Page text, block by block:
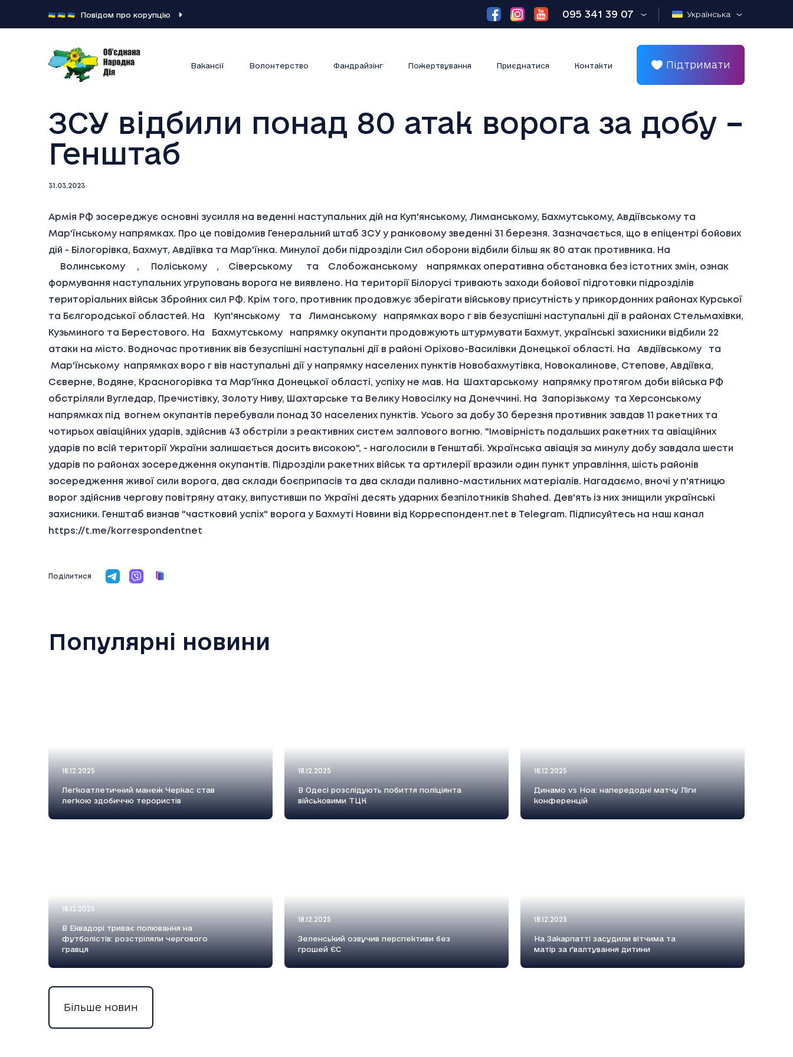
Повідом про корупцію 095 341 39 07 Українська
Вакансії Волонтерство Фандрайзінг Пожертвування Приєднатися Контакти Підтримати
ЗСУ відбили понад 80 атак ворога за добу –
Генштаб
31.03.2023
Армія РФ зосереджує основні зусилля на веденні наступальних дій на Куп'янському, Лиманському, Бахмутському, Авдіївському та
Мар'їнському напрямках. Про це повідомив Генеральний штаб ЗСУ у ранковому зведенні 31 березня. Зазначається, що в епіцентрі бойових
дій - Білогорівка, Бахмут, Авдіївка та Мар'їнка. Минулої доби підрозділи Сил оборони відбили більш як 80 атак противника. На
Волинському , Поліському , Сіверському та Слобожанському напрямках оперативна обстановка без істотних змін, ознак
формування наступальних угруповань ворога не виявлено. На території Білорусі тривають заходи бойової підготовки підрозділів
територіальних військ Збройних сил РФ. Крім того, противник продовжує зберігати військову присутність у прикордонних районах Курської
та Бєлгородської областей. На Куп'янському та Лиманському напрямках воро г вів безуспішні наступальні дії в районах Стельмахівки,
Кузьминого та Берестового. На Бахмутському напрямку окупанти продовжують штурмувати Бахмут, українські захисники відбили 22
атаки на місто. Водночас противник вів безуспішні наступальні дії в районі Оріхово-Василівки Донецької області. На Авдіївському та
Мар'їнському напрямках воро г вів наступальні дії у напрямку населених пунктів Новобахмутівка, Новокалинове, Степове, Авдіївка,
Сєверне, Водяне, Красногорівка та Мар'їнка Донецької області, успіху не мав. На Шахтарському напрямку протягом доби війська РФ
обстріляли Вугледар, Пречистівку, Золоту Ниву, Шахтарське та Велику Новосілку на Донеччині. На Запорізькому та Херсонському
напрямках під вогнем окупантів перебували понад 30 населених пунктів. Усього за добу 30 березня противник завдав 11 ракетних та
чотирьох авіаційних ударів, здійснив 43 обстріли з реактивних систем залпового вогню. "Імовірність подальших ракетних та авіаційних
ударів по всій території України залишається досить високою", - наголосили в Генштабі. Українська авіація за минулу добу завдала шести
ударів по районах зосередження окупантів. Підрозділи ракетних військ та артилерії вразили один пункт управління, шість районів
зосередження живої сили ворога, два склади боєприпасів та два склади паливно-мастильних матеріалів. Нагадаємо, вночі у п'ятницю
ворог здійснив чергову повітряну атаку, випустивши по Україні десять ударних безпілотників Shahed. Дев'ять із них знищили українські
захисники. Генштаб визнав "частковий успіх" ворога у Бахмуті Новини від Корреспондент.net в Telegram. Підписуйтесь на наш канал
https://t.me/korrespondentnet
Поділитися
Популярні новини
18.12.2025
Легкоатлетичний манеж Черкас став
легкою здобиччю терористів
18.12.2025
В Одесі розслідують побиття поліціянта
військовими ТЦК
18.12.2025
Динамо vs Ноа: напередодні матчу Ліги
конференцій
18.12.2025
В Еквадорі триває полювання на
футболістів: розстріляли чергового
гравця
18.12.2025
Зеленський озвучив перспективи без
грошей ЄС
18.12.2025
На Закарпатті засудили вітчима та
матір за ґвалтування дитини
Більше новин